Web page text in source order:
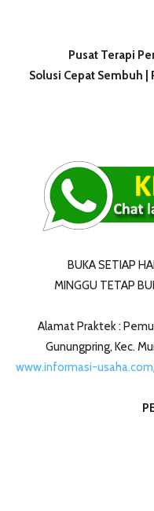
Pusat Terapi
Solusi Cepat Sembuh |
BUKA SETIAP
MINGGU TETAP
Alamat Praktek :
Gunungpring, Kec.
www.informasi-